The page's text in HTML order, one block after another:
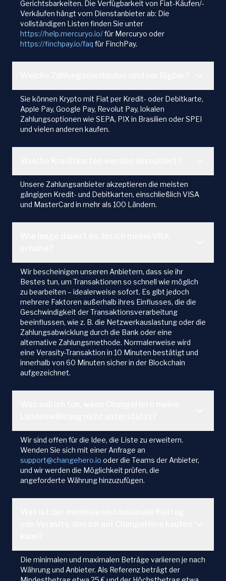
Gerichtsbarkeiten. Die Verfügbarkeit von Fiat-Käufen/-
Verkäufen hängt vom Dienstanbieter ab: Die
vollständigen Listen finden Sie unter
https://help.mercuryo.io/für Mercuryo oder
https://finchpay.io/faq für FinchPay.
Sie können Krypto mit Fiat per Kredit- oder Debitkarte,
Apple Pay, Google Pay, Revolut Pay, lokalen
Zahlungsoptionen wie SEPA, PIX in Brasilien oder SPEI
und vielen anderen kaufen.
Unsere Zahlungsanbieter akzeptieren die meisten
gängigen Kredit- und Debitkarten, einschließlich VISA
und MasterCard in mehr als 100 Ländern.
Wir bescheinigen unseren Anbietern, dass sie ihr
Bestes tun, um Transaktionen so schnell wie möglich
zu bearbeiten – idealerweise sofort. Es gibt jedoch
mehrere Faktoren außerhalb ihres Einflusses, die die
Geschwindigkeit der Transaktionsverarbeitung
beeinflussen, wie z. B. die Netzwerkauslastung oder die
Zahlungsabwicklung durch die Bank oder eine
alternative Zahlungsmethode. Normalerweise wird
eine Verasity-Transaktion in 10 Minuten bestätigt und
innerhalb von 60 Minuten sicher in der Blockchain
aufgezeichnet.
Wir sind offen für die Idee, die Liste zu erweitern.
Wenden Sie sich mit einer Anfrage an
support@changehero.io oder die Teams der Anbieter,
und wir werden die Möglichkeit prüfen, die
angeforderte Währung hinzuzufügen.
Die minimalen und maximalen Beträge variieren je nach
Währung und Anbieter. Als Referenz beträgt der